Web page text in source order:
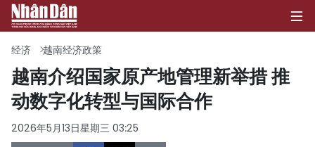
首页
政治
经济 越南经济政策
越南介绍国家原产地管理新举措 推
动数字化转型与国际合作
2026年5月13日星期三 03:25